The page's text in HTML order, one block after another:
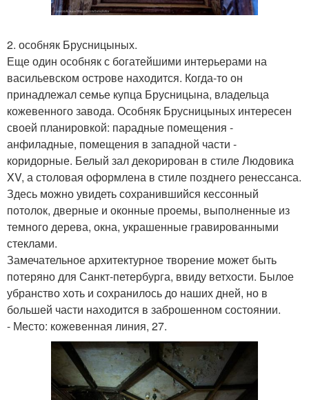
2. особняк Брусницыных.
Еще один особняк с богатейшими интерьерами на
васильевском острове находится. Когда-то он
принадлежал семье купца Брусницына, владельца
кожевенного завода. Особняк Брусницыных интересен
своей планировкой: парадные помещения -
анфиладные, помещения в западной части -
коридорные. Белый зал декорирован в стиле Людовика
XV, а столовая оформлена в стиле позднего ренессанса.
Здесь можно увидеть сохранившийся кессонный
потолок, дверные и оконные проемы, выполненные из
темного дерева, окна, украшенные гравированными
стеклами.
Замечательное архитектурное творение может быть
потеряно для Санкт-петербурга, ввиду ветхости. Былое
убранство хоть и сохранилось до наших дней, но в
большей части находится в заброшенном состоянии.
- Место: кожевенная линия, 27.